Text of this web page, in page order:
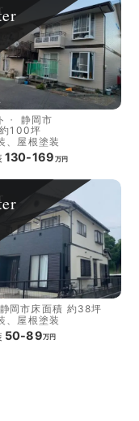
静岡市
100坪
、屋根塗装
130-169 万円
静岡市床面積 約38坪
、屋根塗装
50-89万円